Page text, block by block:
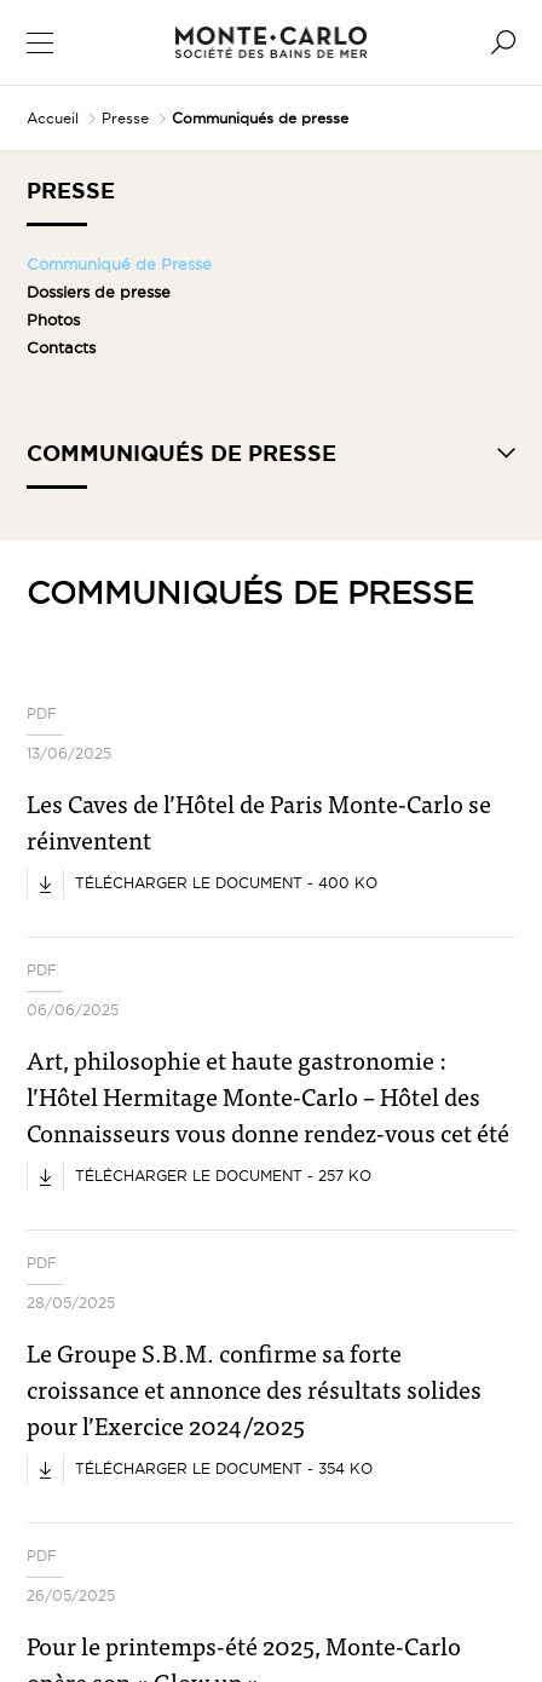
Accueil Presse Communiqués de presse
COMMUNIQUÉS DE PRESSE
PDF
13/06/2025
Les Caves de l’Hôtel de Paris Monte-Carlo se
réinventent
TÉLÉCHARGER LE DOCUMENT - 400 KO
PDF
06/06/2025
Art, philosophie et haute gastronomie :
l’Hôtel Hermitage Monte-Carlo – Hôtel des
Connaisseurs vous donne rendez-vous cet été
TÉLÉCHARGER LE DOCUMENT - 257 KO
PDF
28/05/2025
Le Groupe S.B.M. confirme sa forte
croissance et annonce des résultats solides
pour l’Exercice 2024/2025
TÉLÉCHARGER LE DOCUMENT - 354 KO
PDF
26/05/2025
Pour le printemps-été 2025, Monte-Carlo
PRESSE
Communiqué de Presse
Dossiers de presse
Photos
Contacts
COMMUNIQUÉS DE PRESSE